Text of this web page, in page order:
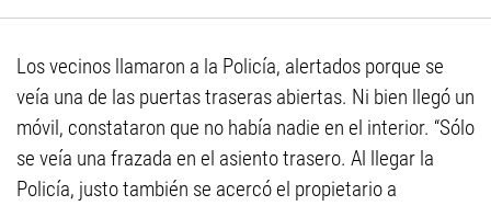
Los vecinos llamaron a la Policía, alertados porque se
veía una de las puertas traseras abiertas. Ni bien llegó un
móvil, constataron que no había nadie en el interior. “Sólo
se veía una frazada en el asiento trasero. Al llegar la
Policía, justo también se acercó el propietario a